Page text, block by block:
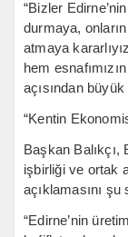
“Bizler
durmaya,
atmaya
hem
açısından
“Kentin
Başkan Balıkçı,
işbirliği ve ortak
açıklamasını
“Edirne’nin